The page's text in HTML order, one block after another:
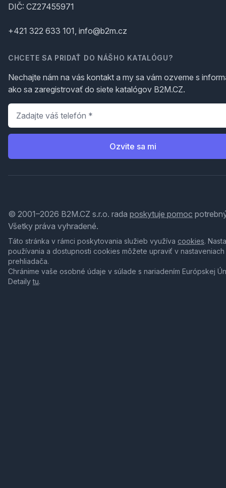
DIČ: CZ27455971
+421 322 633 101, info@b2m.cz
CHCETE SA PRIDAŤ DO NÁŠHO KATALÓGU?
Nechajte nám na vás kontakt a my sa vám ozveme s
ako sa zaregistrovať do siete katalógov B2M.CZ.
Telefón
Ozvite sa mi
© 2001–2026 B2M.CZ s.r.o. rada poskytuje pomoc
Všetky práva vyhradené.
Táto stránka v rámci poskytovania služieb využíva cookies.
používania a dostupnosti cookies môžete upraviť v nastaveniach
prehliadača.
Chránime vaše osobné údaje v súlade s nariadením Európskej
Detailytu.